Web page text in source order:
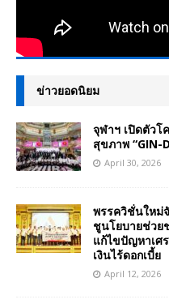
ข่าวยอดนิยม
จุฬาฯ เปิดตัวโ
สุขภาพ “GIN-
April 30, 2026
พรรควิชั่นใหม่
ชูนโยบายช่วย
แก้ไขปัญหาเศ
เงินไร้ดอกเบี้ย
April 12, 2026